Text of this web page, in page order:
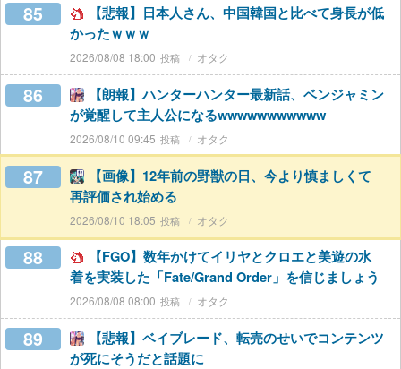
85
【悲報】日本人さん、中国韓国と比べて身長が低
かったｗｗｗ
2026/08/08 18:00 オタク
86
【朗報】ハンターハンター最新話、ベンジャミン
が覚醒して主人公になるwwwwwwwwwww
2026/08/10 09:45 オタク
87
【画像】12年前の野獣の日、今より慎ましくて
再評価され始める
2026/08/10 18:05 オタク
88
【FGO】数年かけてイリヤとクロエと美遊の水
着を実装した「Fate/Grand Order」を信じましょう
2026/08/08 08:00 オタク
89
【悲報】ベイブレード、転売のせいでコンテンツ
が死にそうだと話題に